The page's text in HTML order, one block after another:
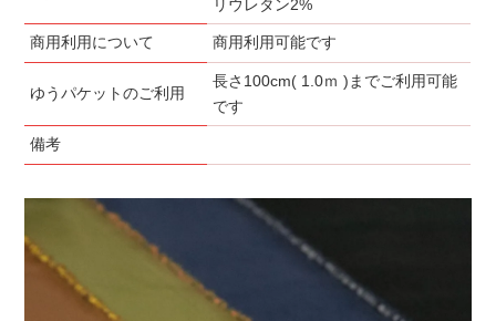
リウレタン2%
商用利用について 商用利用可能です
ゆうパケットのご利用
長さ100cm( 1.0ｍ )までご利用可能
です
備考